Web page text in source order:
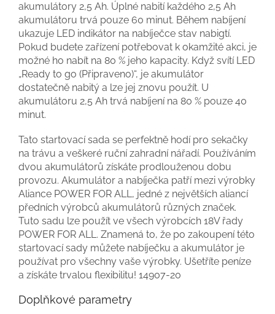
akumulátory 2,5 Ah. Úplné nabití každého 2,5 Ah
akumulátoru trvá pouze 60 minut. Během nabíjení
ukazuje LED indikátor na nabíječce stav nabigtí.
Pokud budete zařízení potřebovat k okamžité akci, je
možné ho nabít na 80 % jeho kapacity. Když svítí LED
„Ready to go (Připraveno)“, je akumulátor
dostatečně nabitý a lze jej znovu použít. U
akumulátoru 2,5 Ah trvá nabíjení na 80 % pouze 40
minut.
Tato startovací sada se perfektně hodí pro sekačky
na trávu a veškeré ruční zahradní nářadí. Používáním
dvou akumulátorů získáte prodlouženou dobu
provozu. Akumulátor a nabíječka patří mezi výrobky
Aliance POWER FOR ALL, jedné z největších aliancí
předních výrobců akumulátorů různých značek.
Tuto sadu lze použít ve všech výrobcích 18V řady
POWER FOR ALL. Znamená to, že po zakoupení této
startovací sady můžete nabíječku a akumulátor je
používat pro všechny vaše výrobky. Ušetříte peníze
a získáte trvalou flexibilitu! 14907-20
Doplňkové parametry